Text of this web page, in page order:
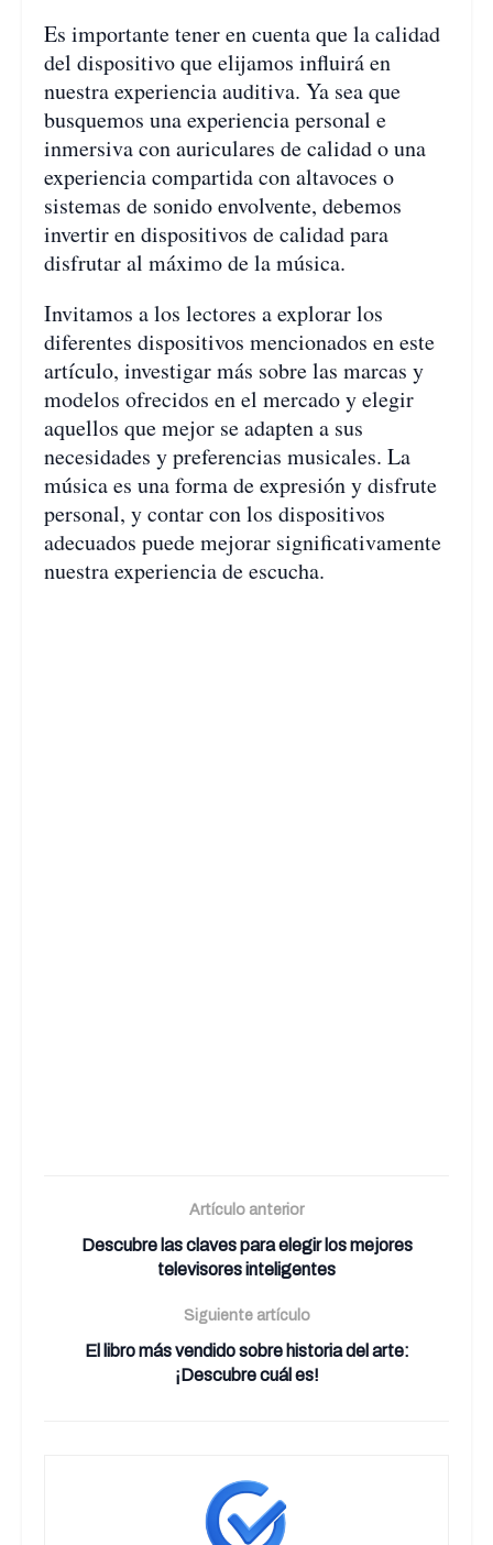
Es importante tener en cuenta que la calidad
del dispositivo que elijamos influirá en
nuestra experiencia auditiva. Ya sea que
busquemos una experiencia personal e
inmersiva con auriculares de calidad o una
experiencia compartida con altavoces o
sistemas de sonido envolvente, debemos
invertir en dispositivos de calidad para
disfrutar al máximo de la música.
Invitamos a los lectores a explorar los
diferentes dispositivos mencionados en este
artículo, investigar más sobre las marcas y
modelos ofrecidos en el mercado y elegir
aquellos que mejor se adapten a sus
necesidades y preferencias musicales. La
música es una forma de expresión y disfrute
personal, y contar con los dispositivos
adecuados puede mejorar significativamente
nuestra experiencia de escucha.
Artículo anterior
Descubre las claves para elegir los mejores
televisores inteligentes
Siguiente artículo
El libro más vendido sobre historia del arte:
¡Descubre cuál es!